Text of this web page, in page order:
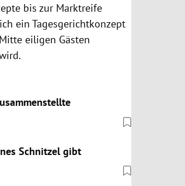
bis zur Marktreife
ein Tagesgerichtkonzept
eiligen Gästen
Schnitzel gibt